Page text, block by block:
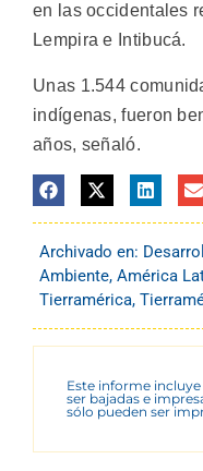
en las occidentales
Lempira e Intibucá.
Unas 1.544
indígenas, fueron
años, señaló.
Archivado en:
Ambiente, América
Tierramérica,
Este informe
ser bajadas e
sólo pueden ser